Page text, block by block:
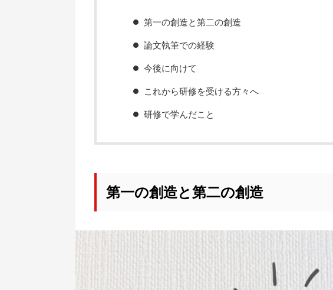
第一の創造と第二の創造
論文執筆での経験
今後に向けて
これから研修を受ける方々へ
研修で学んだこと
第一の創造と第二の創造